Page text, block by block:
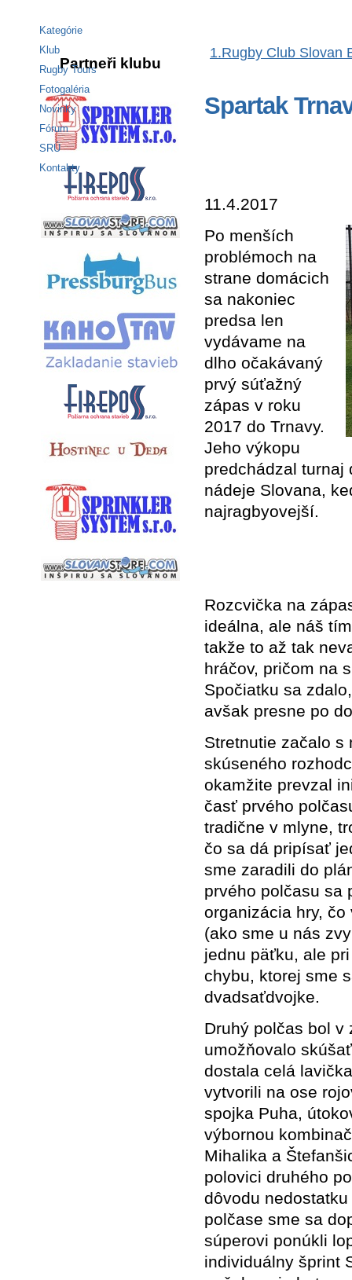
Spartak
11.4.2017
Po menších
problémoch na
strane domácich
sa nakoniec
predsa len
vydávame na
dlho očakávaný
prvý súťažný
zápas v roku
2017 do Trnavy.
Jeho výkopu
predchádzal turnaj
nádeje Slovana,
najragbyovejší.
Rozcvička na
ideálna, ale náš
takže to až tak
hráčov, pričom na
Spočiatku sa
avšak presne po
Stretnutie začalo s
skúseného
okamžite prevzal
časť prvého
tradične v mlyne,
čo sa dá pripísať
sme zaradili do
prvého polčasu sa
organizácia hry,
(ako sme u nás
jednu päťku, ale
chybu, ktorej sme
dvadsaťdvojke.
Druhý polčas bol v
umožňovalo
dostala celá
vytvorili na ose
spojka Puha,
výbornou
Mihalika a
polovici druhého
dôvodu
polčase sme sa
súperovi ponúkli
individuálny šprint
Kategórie
Klub
Rugby Tours
Fotogaléria
Novinky
Fórum
SRÚ
Kontakty
Partneři klubu